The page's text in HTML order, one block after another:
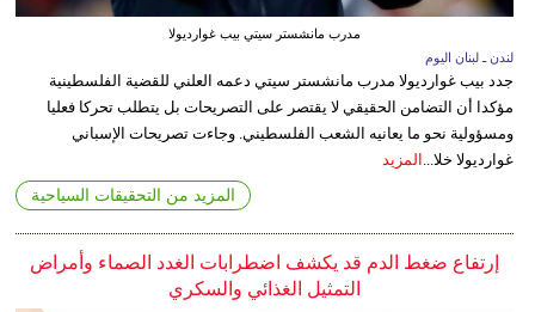
مدرب مانشستر سيتي بيب غوارديولا
لندن ـ لبنان اليوم
جدد بيب غوارديولا مدرب مانشستر سيتي دعمه العلني للقضية الفلسطينية
مؤكدا أن التضامن الحقيقي لا يقتصر على التصريحات بل يتطلب تحركا فعليا
ومسؤولية نحو ما يعانيه الشعب الفلسطيني. وجاءت تصريحات الإسباني
غوارديولا خلا... المزيد
المزيد من التحقيقات السياحية
إرتفاع ضغط الدم قد يكشف اضطرابات الغدد الصماء وأمراض
التمثيل الغذائي والسكري